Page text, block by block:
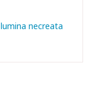
lumina necreata